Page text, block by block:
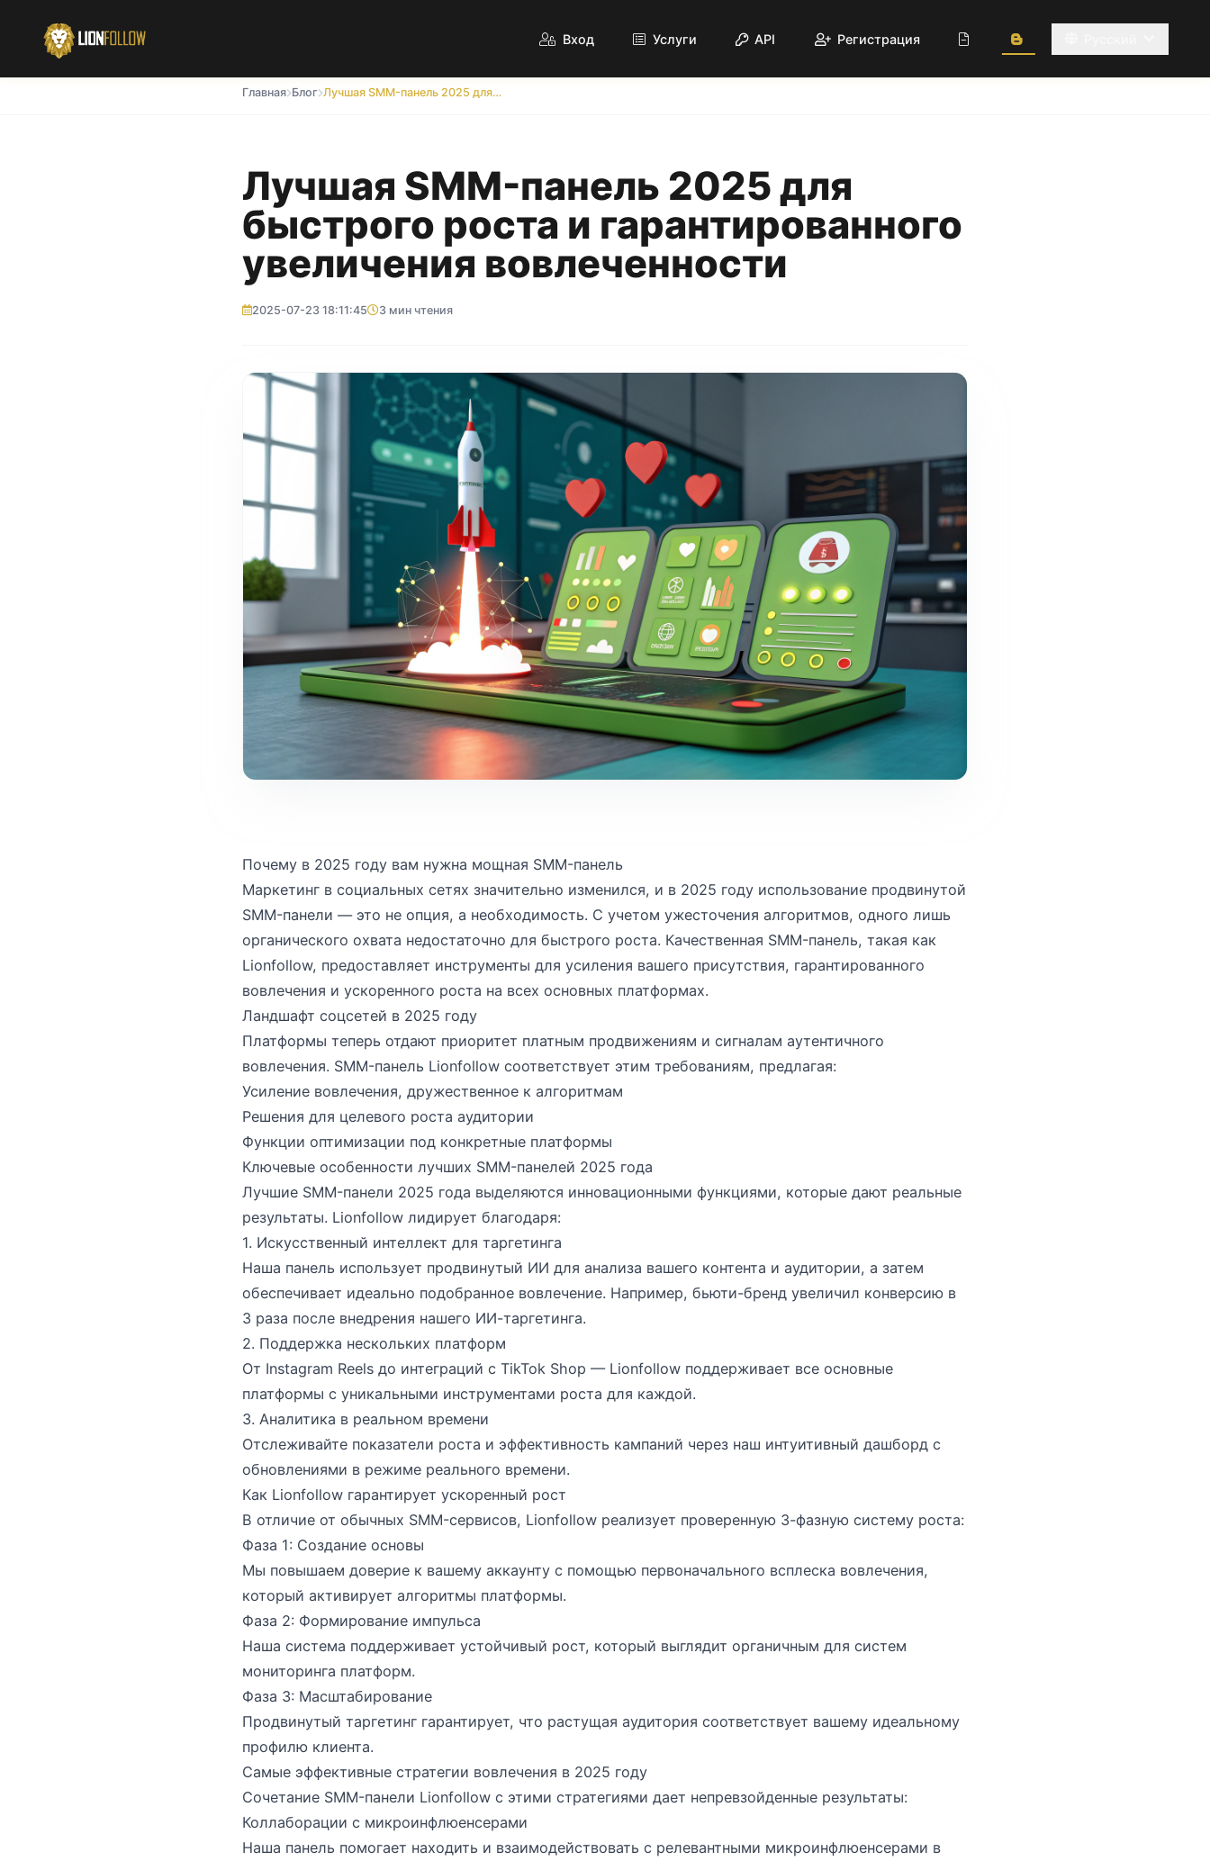
Вход Услуги API Регистрация
Главная Блог Лучшая SMM-панель 2025 для быстрого роста и гарантированного увеличения вовлеченности
Лучшая SMM-панель 2025 для
быстрого роста и гарантированного
увеличения вовлеченности
2025-07-23 18:11:45 3 мин чтения
Почему в 2025 году вам нужна мощная SMM-панель
Маркетинг в социальных сетях значительно изменился, и в 2025 году использование продвинутой
SMM-панели — это не опция, а необходимость. С учетом ужесточения алгоритмов, одного лишь
органического охвата недостаточно для быстрого роста. Качественная SMM-панель, такая как
Lionfollow, предоставляет инструменты для усиления вашего присутствия, гарантированного
вовлечения и ускоренного роста на всех основных платформах.
Ландшафт соцсетей в 2025 году
Платформы теперь отдают приоритет платным продвижениям и сигналам аутентичного
вовлечения. SMM-панель Lionfollow соответствует этим требованиям, предлагая:
Усиление вовлечения, дружественное к алгоритмам
Решения для целевого роста аудитории
Функции оптимизации под конкретные платформы
Ключевые особенности лучших SMM-панелей 2025 года
Лучшие SMM-панели 2025 года выделяются инновационными функциями, которые дают реальные
результаты. Lionfollow лидирует благодаря:
1. Искусственный интеллект для таргетинга
Наша панель использует продвинутый ИИ для анализа вашего контента и аудитории, а затем
обеспечивает идеально подобранное вовлечение. Например, бьюти-бренд увеличил конверсию в
3 раза после внедрения нашего ИИ-таргетинга.
2. Поддержка нескольких платформ
От Instagram Reels до интеграций с TikTok Shop — Lionfollow поддерживает все основные
платформы с уникальными инструментами роста для каждой.
3. Аналитика в реальном времени
Отслеживайте показатели роста и эффективность кампаний через наш интуитивный дашборд с
обновлениями в режиме реального времени.
Как Lionfollow гарантирует ускоренный рост
В отличие от обычных SMM-сервисов, Lionfollow реализует проверенную 3-фазную систему роста:
Фаза 1: Создание основы
Мы повышаем доверие к вашему аккаунту с помощью первоначального всплеска вовлечения,
который активирует алгоритмы платформы.
Фаза 2: Формирование импульса
Наша система поддерживает устойчивый рост, который выглядит органичным для систем
мониторинга платформ.
Фаза 3: Масштабирование
Продвинутый таргетинг гарантирует, что растущая аудитория соответствует вашему идеальному
профилю клиента.
Самые эффективные стратегии вовлечения в 2025 году
Сочетание SMM-панели Lionfollow с этими стратегиями дает непревзойденные результаты:
Коллаборации с микроинфлюенсерами
Наша панель помогает находить и взаимодействовать с релевантными микроинфлюенсерами в